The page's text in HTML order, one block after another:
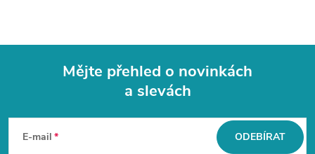
Mějte přehled o novinkách
a slevách
E-mail ODEBÍRAT